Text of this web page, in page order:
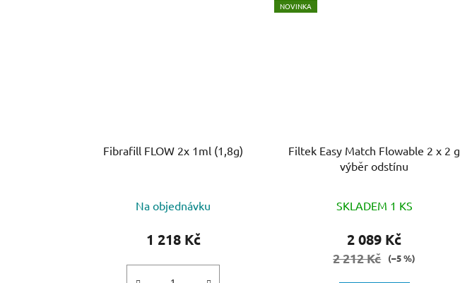
Fibrafill FLOW 2x 1ml (1,8g)
Na objednávku
1 218 Kč
NOVINKA
Filtek Easy Match Flowable 2 x 2 g
výběr odstínu
SKLADEM 1 KS
2 089 Kč
2 212 Kč (–5 %)